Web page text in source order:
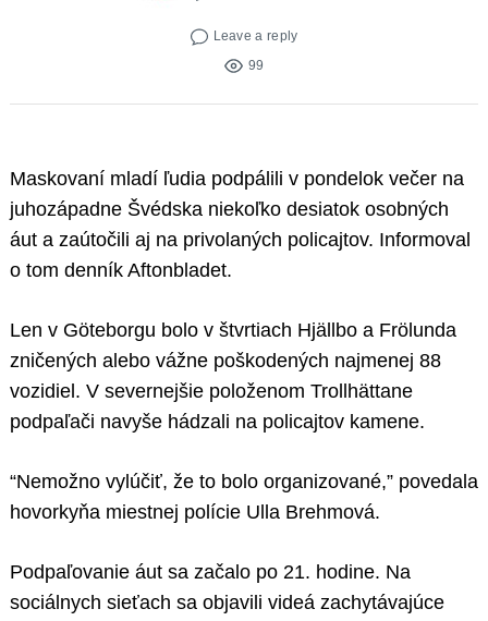
Leave a reply
99
Maskovaní mladí ľudia podpálili v pondelok večer na
juhozápadne Švédska niekoľko desiatok osobných
áut a zaútočili aj na privolaných policajtov. Informoval
o tom denník Aftonbladet.
Len v Göteborgu bolo v štvrtiach Hjällbo a Frölunda
zničených alebo vážne poškodených najmenej 88
vozidiel. V severnejšie položenom Trollhättane
podpaľači navyše hádzali na policajtov kamene.
“Nemožno vylúčiť, že to bolo organizované,” povedala
hovorkyňa miestnej polície Ulla Brehmová.
Podpaľovanie áut sa začalo po 21. hodine. Na
sociálnych sieťach sa objavili videá zachytávajúce